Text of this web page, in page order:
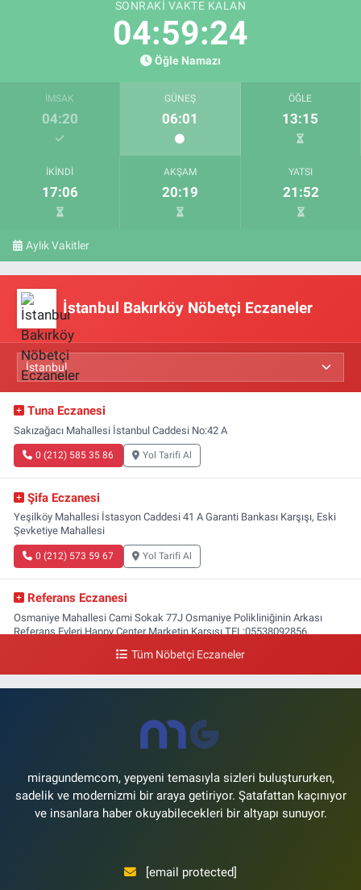
SONRAKI VAKTE KALAN
04:59:24
Öğle Namazı
İMSAK
04:20
GÜNEŞ
06:01
ÖĞLE
13:15
İKINDI
17:06
AKŞAM
20:19
YATSI
21:52
Aylık Vakitler
İstanbul Bakırköy Nöbetçi Eczaneler
Tuna Eczanesi
Sakızağacı Mahallesi İstanbul Caddesi No:42 A
0 (212) 585 35 86 Yol Tarifi Al
Şifa Eczanesi
Yeşilköy Mahallesi İstasyon Caddesi 41 A Garanti Bankası Karşışı, Eski
Şevketiye Mahallesi
0 (212) 573 59 67 Yol Tarifi Al
Referans Eczanesi
Osmaniye Mahallesi Cami Sokak 77J Osmaniye Polikliniğinin Arkası
Referans Evleri Happy Center Marketin Karşısı TEL:05538092856
Yol Tarifi Al
Şenlikköy Mahallesi Harman Sokak 43 4B Flyinn Avm yaya girişi karşısı,
Tüm Nöbetçi Eczaneler
miragundemcom, yepyeni temasıyla sizleri buluştururken,
sadelik ve modernizmi bir araya getiriyor. Şatafattan kaçınıyor
ve insanlara haber okuyabilecekleri bir altyapı sunuyor.
[email protected]